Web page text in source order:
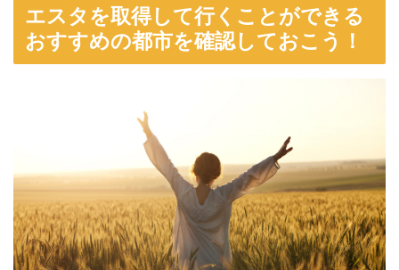
エスタを取得して行くことができる
おすすめの都市を確認しておこう！